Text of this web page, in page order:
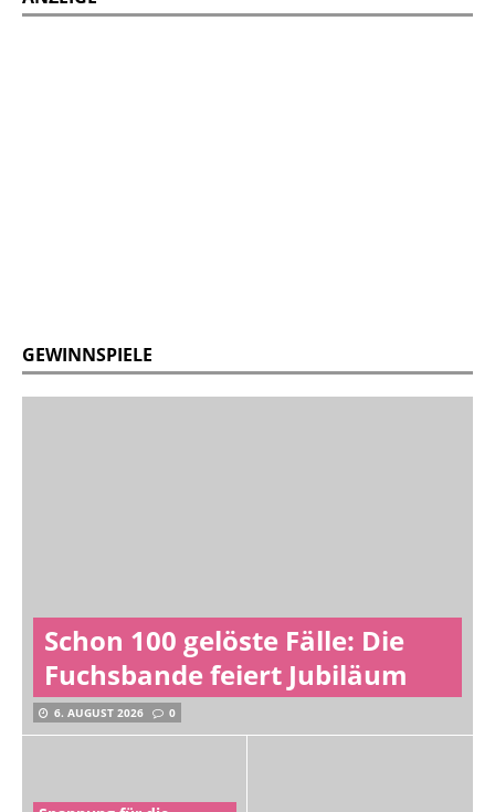
GEWINNSPIELE
Schon 100 gelöste Fälle: Die
Fuchsbande feiert Jubiläum
6. AUGUST 2026 0